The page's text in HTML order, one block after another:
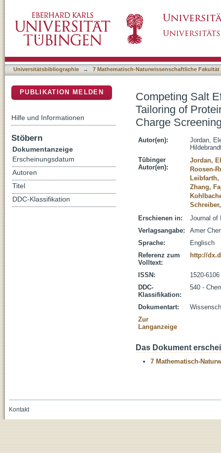
the Binding of Multivalent Ions and Charge
Universitätsbibliographie → 7 Mathematisch-Naturwissenschaftliche Fakultät
Competing Salt
Tailoring of
Charge
Autor(en):
Jordan,
Tübinger
Autor(en):
Jordan,
Roosen-
Leibfarth,
Zhang,
Erschienen in:
Journal of
Verlagsangabe:
Amer
Sprache:
Englisch
Referenz zum
Volltext:
http://
ISSN:
1520-6106
DDC-
Klassifikation:
540 -
Dokumentart:
Zur
Langanzeige
Das Dokument
7 Mathematisch-
PUBLIKATION MELDEN
Hilfe und Informationen
Stöbern
Dokumentanzeige
Erscheinungsdatum
Autoren
Titel
DDC-Klassifikation
Kontakt